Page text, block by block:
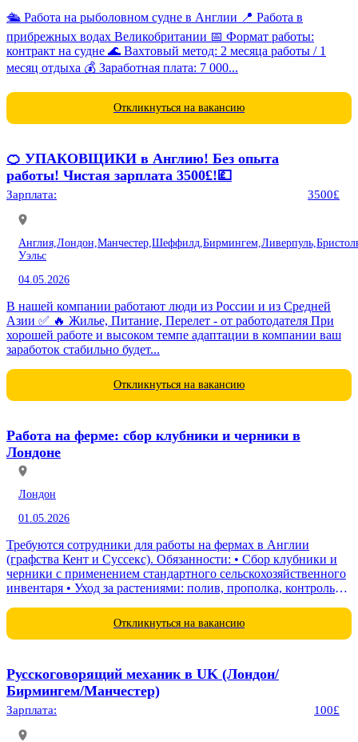
🛳️ Работа на рыболовном судне в Англии 📍 Работа в
прибрежных водах Великобритании 📅 Формат работы:
контракт на судне 🌊 Вахтовый метод: 2 месяца работы / 1
месяц отдыха 💰 Заработная плата: 7 000...
Откликнуться на вакансию
🍊 УПАКОВЩИКИ в Англию! Без опыта
работы! Чистая зарплата 3500£!💷
Зарплата: 3500£
Англия, Лондон, Манчестер, Шеффилд, Бирмингем, Ливерпуль,
Уэльс
04.05.2026
В нашей компании работают люди из России и из Средней
Азии ✅ 🔥 Жилье, Питание, Перелет - от работодателя При
хорошей работе и высоком темпе адаптации в компании ваш
заработок стабильно будет...
Откликнуться на вакансию
Работа на ферме: сбор клубники и черники в
Лондоне
Лондон
01.05.2026
Требуются сотрудники для работы на фермах в Англии
(графства Кент и Суссекс). Обязанности: • Сбор клубники и
черники с применением стандартного сельскохозяйственного
инвентаря • Уход за растениями: полив, прополка, контроль
Откликнуться на вакансию
Русскоговорящий механик в UK (Лондон/
Бирмингем/Манчестер)
Зарплата: 100£